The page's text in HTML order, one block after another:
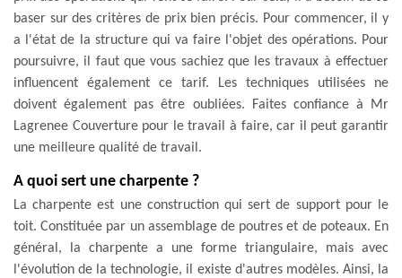
baser sur des critères de prix bien précis. Pour commencer, il y
a l'état de la structure qui va faire l'objet des opérations. Pour
poursuivre, il faut que vous sachiez que les travaux à effectuer
influencent également ce tarif. Les techniques utilisées ne
doivent également pas être oubliées. Faites confiance à Mr
Lagrenee Couverture pour le travail à faire, car il peut garantir
une meilleure qualité de travail.
A quoi sert une charpente ?
La charpente est une construction qui sert de support pour le
toit. Constituée par un assemblage de poutres et de poteaux. En
général, la charpente a une forme triangulaire, mais avec
l'évolution de la technologie, il existe d'autres modèles. Ainsi, la